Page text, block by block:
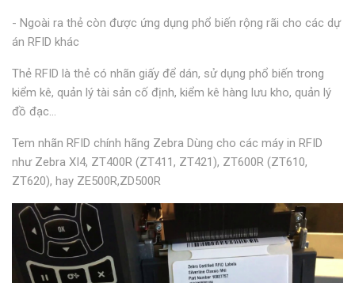
- Ngoài ra thẻ còn được ứng dụng phổ biến rộng rãi cho các dự
án RFID khác
Thẻ RFID là thẻ có nhãn giấy để dán, sử dụng phổ biến trong
kiểm kê, quản lý tài sản cố định, kiểm kê hàng lưu kho, quản lý
đồ đạc...
Tem nhãn RFID chính hãng Zebra Dùng cho các máy in RFID
như Zebra XI4, ZT400R (ZT411, ZT421), ZT600R (ZT610,
ZT620), hay ZE500R,ZD500R